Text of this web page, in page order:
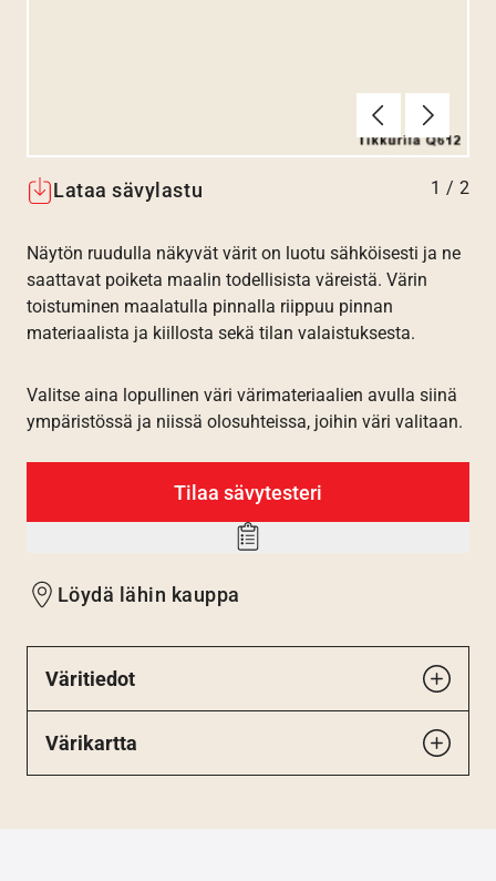
Edellinen
Lataa sävylastu 1 / 2
Näytön ruudulla näkyvät värit on luotu sähköisesti ja ne
saattavat poiketa maalin todellisista väreistä. Värin
toistuminen maalatulla pinnalla riippuu pinnan
materiaalista ja kiillosta sekä tilan valaistuksesta.
Valitse aina lopullinen väri värimateriaalien avulla siinä
ympäristössä ja niissä olosuhteissa, joihin väri valitaan.
Tilaa sävytesteri
Add
Löydä lähin kauppa
Väritiedot
Värikartta